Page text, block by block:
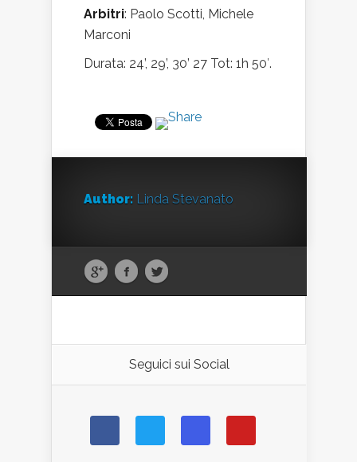
Arbitri: Paolo Scotti, Michele
Marconi
Durata: 24’, 29’, 30’ 27 Tot: 1h 50′.
Author: Linda Stevanato
Seguici sui Social